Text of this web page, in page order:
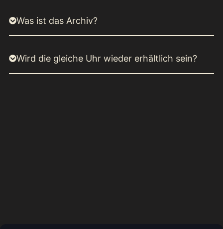
Was ist das Archiv?
Wird die gleiche Uhr wieder erhältlich sein?